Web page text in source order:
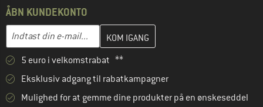
ÅBN KUNDEKONTO
E-mail-adresse
Indtast din e-mailadresse her, og opret i næste trin din
5 euro i velkomstrabat **
Eksklusiv adgang til rabatkampagner
Mulighed for at gemme dine produkter på en ønskeseddel